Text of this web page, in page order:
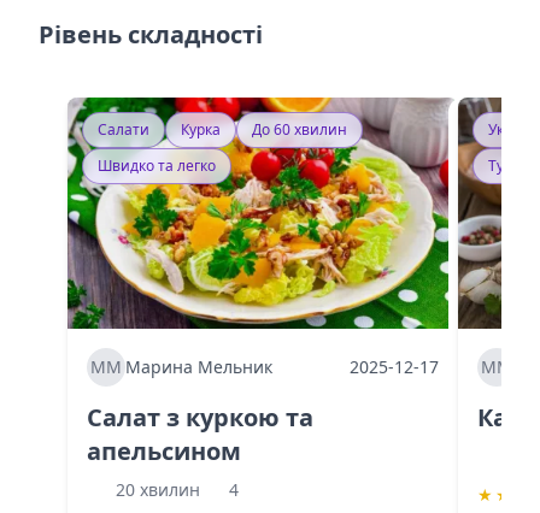
Рівень складності
Салати Курка
До 60 хвилин
Швидко та легко
ММ Марина Мельник 2025-12-17
Салат з куркою та
апельсином
20 хвилин
4
ММ
★ ★